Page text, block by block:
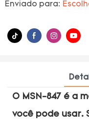
Enviado para:
O MSN-847 é a
você pode usar.